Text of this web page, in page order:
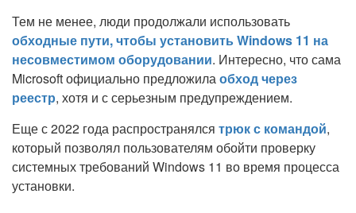
Тем не менее, люди продолжали использовать
обходные пути, чтобы установить Windows 11 на
несовместимом оборудовании. Интересно, что сама
Microsoft официально предложилаобход через
реестр, хотя и с серьезным предупреждением.
Еще с 2022 года распространялся трюк с командой,
который позволял пользователям обойти проверку
системных требований Windows 11 во время процесса
установки.